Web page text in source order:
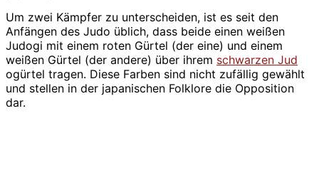
Um zwei Kämpfer zu unterscheiden, ist es seit den
Anfängen des Judo üblich, dass beide einen weißen
Judogi mit einem roten Gürtel (der eine) und einem
weißen Gürtel (der andere) über ihrem schwarzen Jud
ogürtel tragen. Diese Farben sind nicht zufällig gewählt
und stellen in der japanischen Folklore die Opposition
dar.